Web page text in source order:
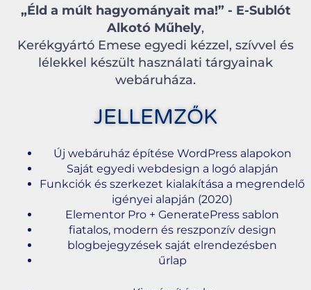
„Éld a múlt hagyományait ma!” - E-Sublót
Alkotó Műhely,
Kerékgyártó Emese egyedi kézzel, szívvel és
lélekkel készült használati tárgyainak
webáruháza.
JELLEMZŐK
Új webáruház építése WordPress alapokon
Saját egyedi webdesign a logó alapján
Funkciók és szerkezet kialakítása a megrendelő
igényei alapján (2020)
Elementor Pro + GeneratePress sablon
fiatalos, modern és reszponzív design
blogbejegyzések saját elrendezésben
űrlap